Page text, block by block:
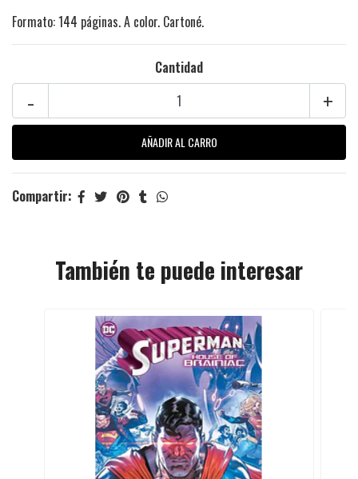
Formato: 144 páginas. A color. Cartoné.
Cantidad
+
-
Compartir:
También te puede interesar